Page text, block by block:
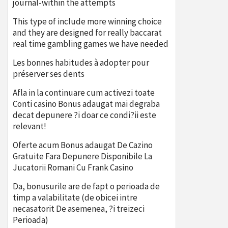
journal-within the attempts
This type of include more winning choice
and they are designed for really baccarat
real time gambling games we have needed
Les bonnes habitudes à adopter pour
préserver ses dents
Afla in la continuare cum activezi toate
Conti casino Bonus adaugat mai degraba
decat depunere ?i doar ce condi?ii este
relevant!
Oferte acum Bonus adaugat De Cazino
Gratuite Fara Depunere Disponibile La
Jucatorii Romani Cu Frank Casino
Da, bonusurile are de fapt o perioada de
timp a valabilitate (de obicei intre
necasatorit De asemenea, ?i treizeci
Perioada)